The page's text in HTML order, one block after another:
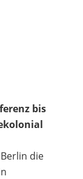
bis
die